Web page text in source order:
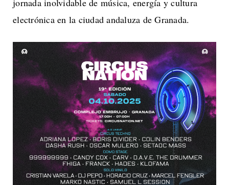
jornada inolvidable de música, energía y cultura
electrónica en la ciudad andaluza de Granada.